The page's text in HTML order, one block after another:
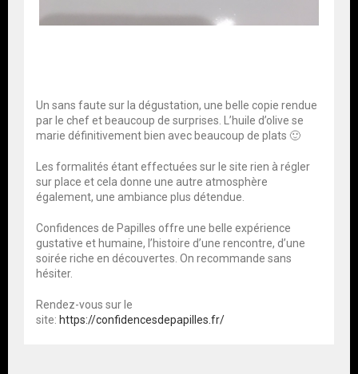
Un sans faute sur la dégustation, une belle copie rendue
par le chef et beaucoup de surprises. L’huile d’olive se
marie définitivement bien avec beaucoup de plats 🙂
Les formalités étant effectuées sur le site rien à régler
sur place et cela donne une autre atmosphère
également, une ambiance plus détendue.
Confidences de Papilles offre une belle expérience
gustative et humaine, l’histoire d’une rencontre, d’une
soirée riche en découvertes. On recommande sans
hésiter.
Rendez-vous sur le
site: https://confidencesdepapilles.fr/